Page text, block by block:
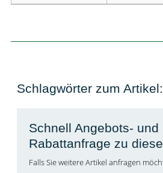
Schlagwörter zum Artikel:
Schnell Angebots- und
Rabattanfrage zu
Falls Sie weitere Artikel anfragen